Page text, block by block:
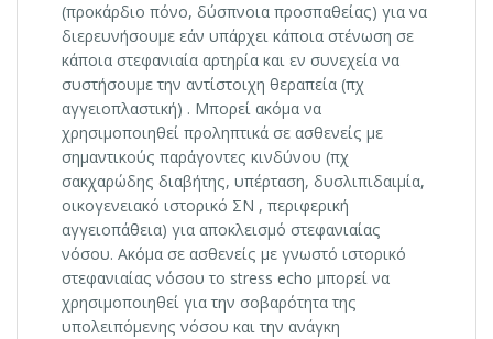
(προκάρδιο πόνο, δύσπνοια προσπαθείας) για να
διερευνήσουμε εάν υπάρχει κάποια στένωση σε
κάποια στεφανιαία αρτηρία και εν συνεχεία να
συστήσουμε την αντίστοιχη θεραπεία (πχ
αγγειοπλαστική) . Μπορεί ακόμα να
χρησιμοποιηθεί προληπτικά σε ασθενείς με
σημαντικούς παράγοντες κινδύνου (πχ
σακχαρώδης διαβήτης, υπέρταση, δυσλιπιδαιμία,
οικογενειακό ιστορικό ΣΝ , περιφερική
αγγειοπάθεια) για αποκλεισμό στεφανιαίας
νόσου. Ακόμα σε ασθενείς με γνωστό ιστορικό
στεφανιαίας νόσου το stress echo μπορεί να
χρησιμοποιηθεί για την σοβαρότητα της
υπολειπόμενης νόσου και την ανάγκη